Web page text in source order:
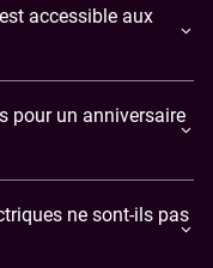
accessible aux
pour un anniversaire
ne sont-ils pas